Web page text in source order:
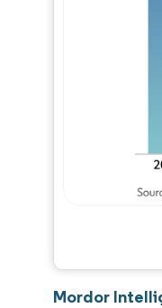
Mordor